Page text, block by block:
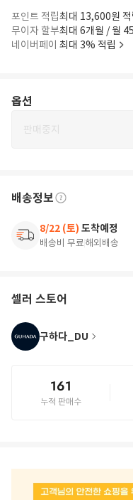
포인트 적립최대 13,600원 적
무이자 할부최대 6개월 / 월
네이버페이 최대 3% 적립
옵션
판매중지
배송정보
8/22 (토) 도착예정
배송비 무료해외배송
셀러 스토어
구하다_DU
161
누적 판매수